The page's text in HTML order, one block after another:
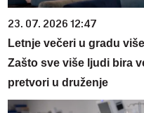
23. 07. 2026 12:47
Letnje večeri u gradu
Zašto sve više ljudi bira
pretvori u druženje